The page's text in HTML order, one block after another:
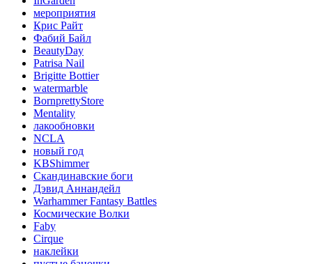
мероприятия
Крис Райт
Фабий Байл
BeautyDay
Patrisa Nail
Brigitte Bottier
watermarble
BornprettyStore
Mentality
лакообновки
NCLA
новый год
KBShimmer
Скандинавские боги
Дэвид Аннандейл
Warhammer Fantasy Battles
Космические Волки
Faby
Cirque
наклейки